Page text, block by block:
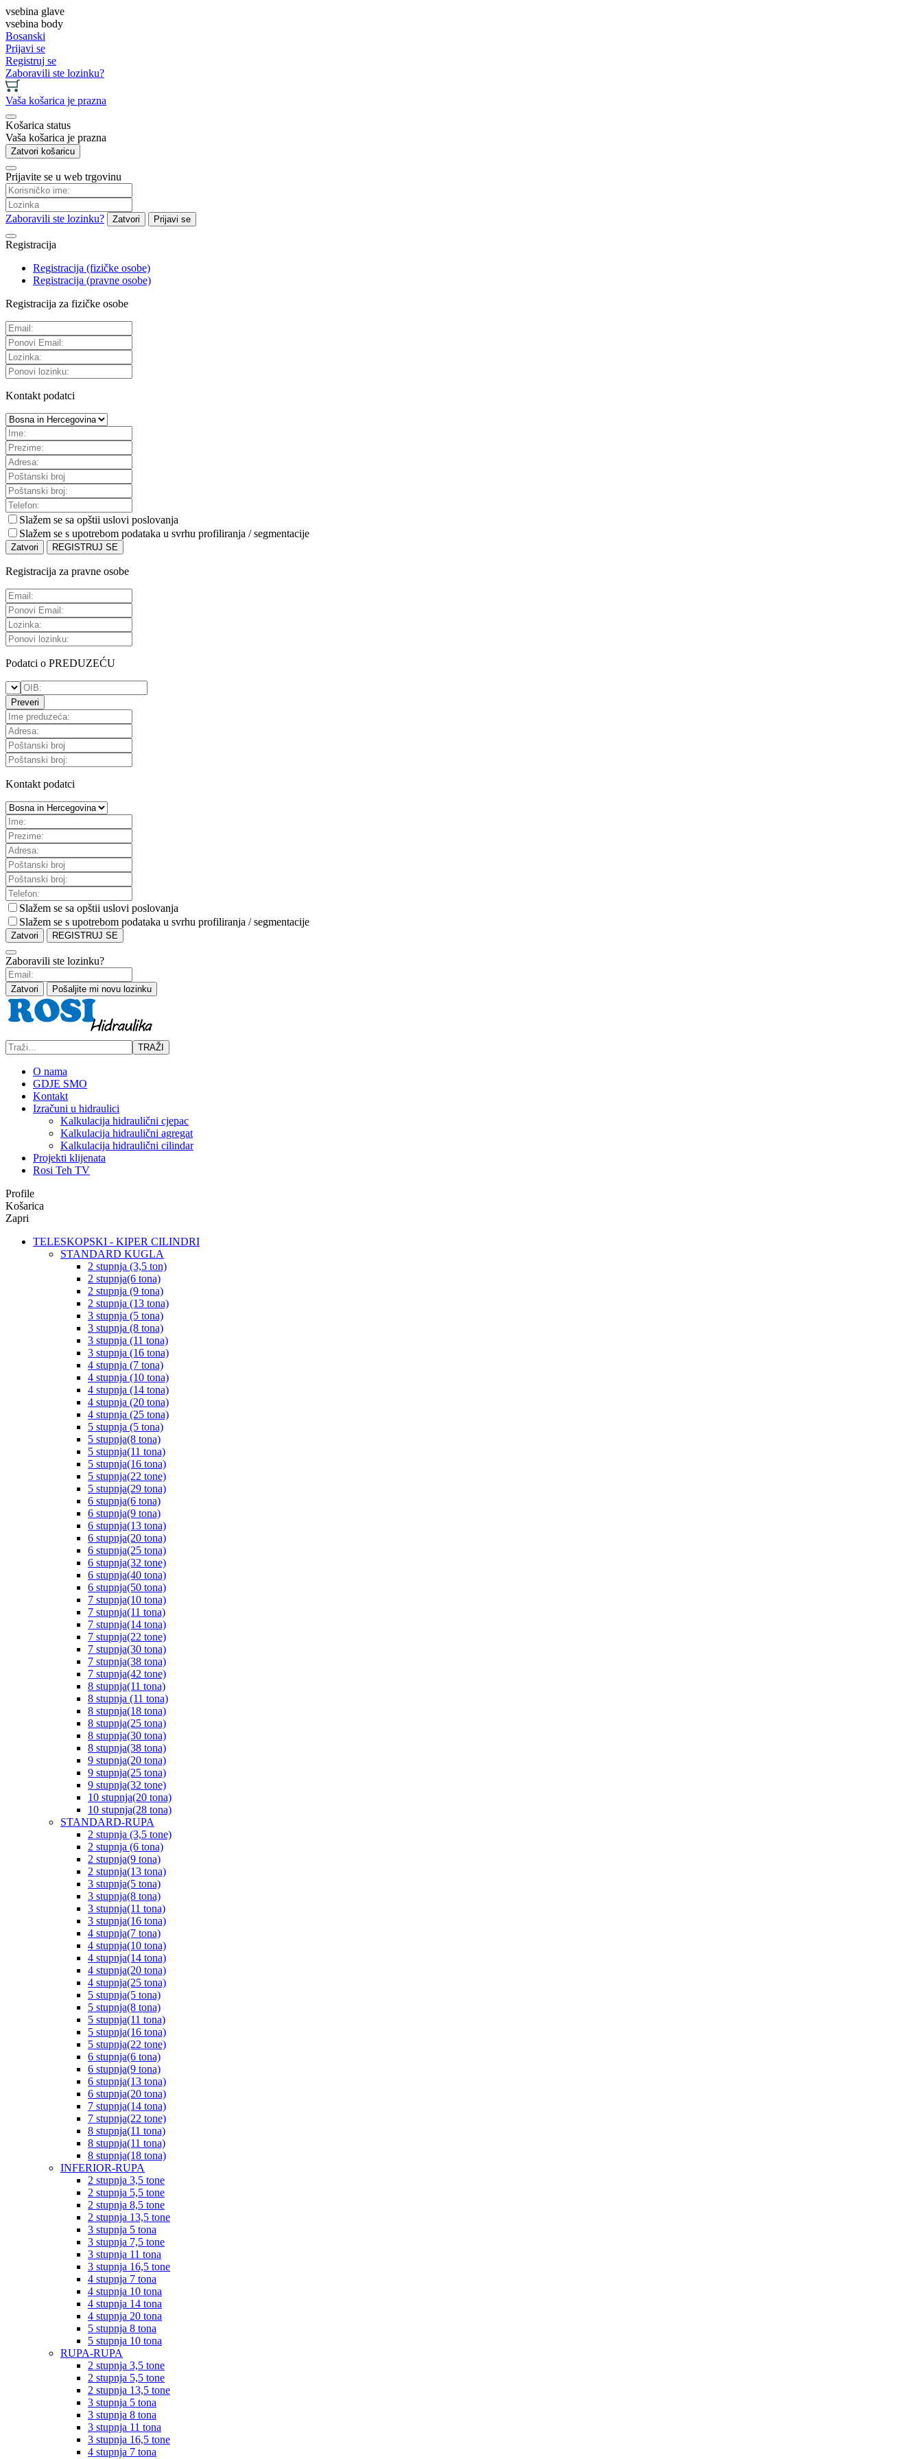
vsebina glave
vsebina body
Bosanski
Prijavi se
Registruj se
Zaboravili ste lozinku?
Vaša košarica je prazna
Košarica status
Vaša košarica je prazna
Zatvori košaricu
Prijavite se u web trgovinu
Zaboravili ste lozinku? Zatvori Prijavi se
Registracija
Registracija (fizičke osobe)
Registracija (pravne osobe)
Registracija za fizičke osobe
Kontakt podatci
Slažem se sa opštii uslovi poslovanja
Slažem se s upotrebom podataka u svrhu profiliranja / segmentacije
Zatvori REGISTRUJ SE
Registracija za pravne osobe
Podatci o PREDUZEĆU
Preveri
Kontakt podatci
Slažem se sa opštii uslovi poslovanja
Slažem se s upotrebom podataka u svrhu profiliranja / segmentacije
Zatvori REGISTRUJ SE
Zaboravili ste lozinku?
Zatvori Pošaljite mi novu lozinku
TRAŽI
O nama
GDJE SMO
Kontakt
Izračuni u hidraulici
Kalkulacija hidraulični cjepac
Kalkulacija hidraulični agregat
Kalkulacija hidraulični cilindar
Projekti klijenata
Rosi Teh TV
Profile
Košarica
Zapri
TELESKOPSKI - KIPER CILINDRI
STANDARD KUGLA
2 stupnja (3,5 ton)
2 stupnja(6 tona)
2 stupnja (9 tona)
2 stupnja (13 tona)
3 stupnja (5 tona)
3 stupnja (8 tona)
3 stupnja (11 tona)
3 stupnja (16 tona)
4 stupnja (7 tona)
4 stupnja (10 tona)
4 stupnja (14 tona)
4 stupnja (20 tona)
4 stupnja (25 tona)
5 stupnja (5 tona)
5 stupnja(8 tona)
5 stupnja(11 tona)
5 stupnja(16 tona)
5 stupnja(22 tone)
5 stupnja(29 tona)
6 stupnja(6 tona)
6 stupnja(9 tona)
6 stupnja(13 tona)
6 stupnja(20 tona)
6 stupnja(25 tona)
6 stupnja(32 tone)
6 stupnja(40 tona)
6 stupnja(50 tona)
7 stupnja(10 tona)
7 stupnja(11 tona)
7 stupnja(14 tona)
7 stupnja(22 tone)
7 stupnja(30 tona)
7 stupnja(38 tona)
7 stupnja(42 tone)
8 stupnja(11 tona)
8 stupnja (11 tona)
8 stupnja(18 tona)
8 stupnja(25 tona)
8 stupnja(30 tona)
8 stupnja(38 tona)
9 stupnja(20 tona)
9 stupnja(25 tona)
9 stupnja(32 tone)
10 stupnja(20 tona)
10 stupnja(28 tona)
STANDARD-RUPA
2 stupnja (3,5 tone)
2 stupnja (6 tona)
2 stupnja(9 tona)
2 stupnja(13 tona)
3 stupnja(5 tona)
3 stupnja(8 tona)
3 stupnja(11 tona)
3 stupnja(16 tona)
4 stupnja(7 tona)
4 stupnja(10 tona)
4 stupnja(14 tona)
4 stupnja(20 tona)
4 stupnja(25 tona)
5 stupnja(5 tona)
5 stupnja(8 tona)
5 stupnja(11 tona)
5 stupnja(16 tona)
5 stupnja(22 tone)
6 stupnja(6 tona)
6 stupnja(9 tona)
6 stupnja(13 tona)
6 stupnja(20 tona)
7 stupnja(14 tona)
7 stupnja(22 tone)
8 stupnja(11 tona)
8 stupnja(11 tona)
8 stupnja(18 tona)
INFERIOR-RUPA
2 stupnja 3,5 tone
2 stupnja 5,5 tone
2 stupnja 8,5 tone
2 stupnja 13,5 tone
3 stupnja 5 tona
3 stupnja 7,5 tone
3 stupnja 11 tona
3 stupnja 16,5 tone
4 stupnja 7 tona
4 stupnja 10 tona
4 stupnja 14 tona
4 stupnja 20 tona
5 stupnja 8 tona
5 stupnja 10 tona
RUPA-RUPA
2 stupnja 3,5 tone
2 stupnja 5,5 tone
2 stupnja 13,5 tone
3 stupnja 5 tona
3 stupnja 8 tona
3 stupnja 11 tona
3 stupnja 16,5 tone
4 stupnja 7 tona